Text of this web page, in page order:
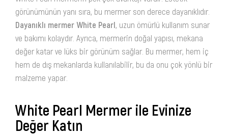
görünümünün yanı sıra, bu mermer son derece dayanıklıdır.
Dayanıklı mermer White Pearl, uzun ömürlü kullanım sunar
ve bakımı kolaydır. Ayrıca, mermerin doğal yapısı, mekana
değer katar ve lüks bir görünüm sağlar. Bu mermer, hem iç
hem de dış mekanlarda kullanılabilir, bu da onu çok yönlü bir
malzeme yapar.
White Pearl Mermer ile Evinize
Değer Katın